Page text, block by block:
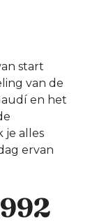
start
van de
en het
je alles
ervan